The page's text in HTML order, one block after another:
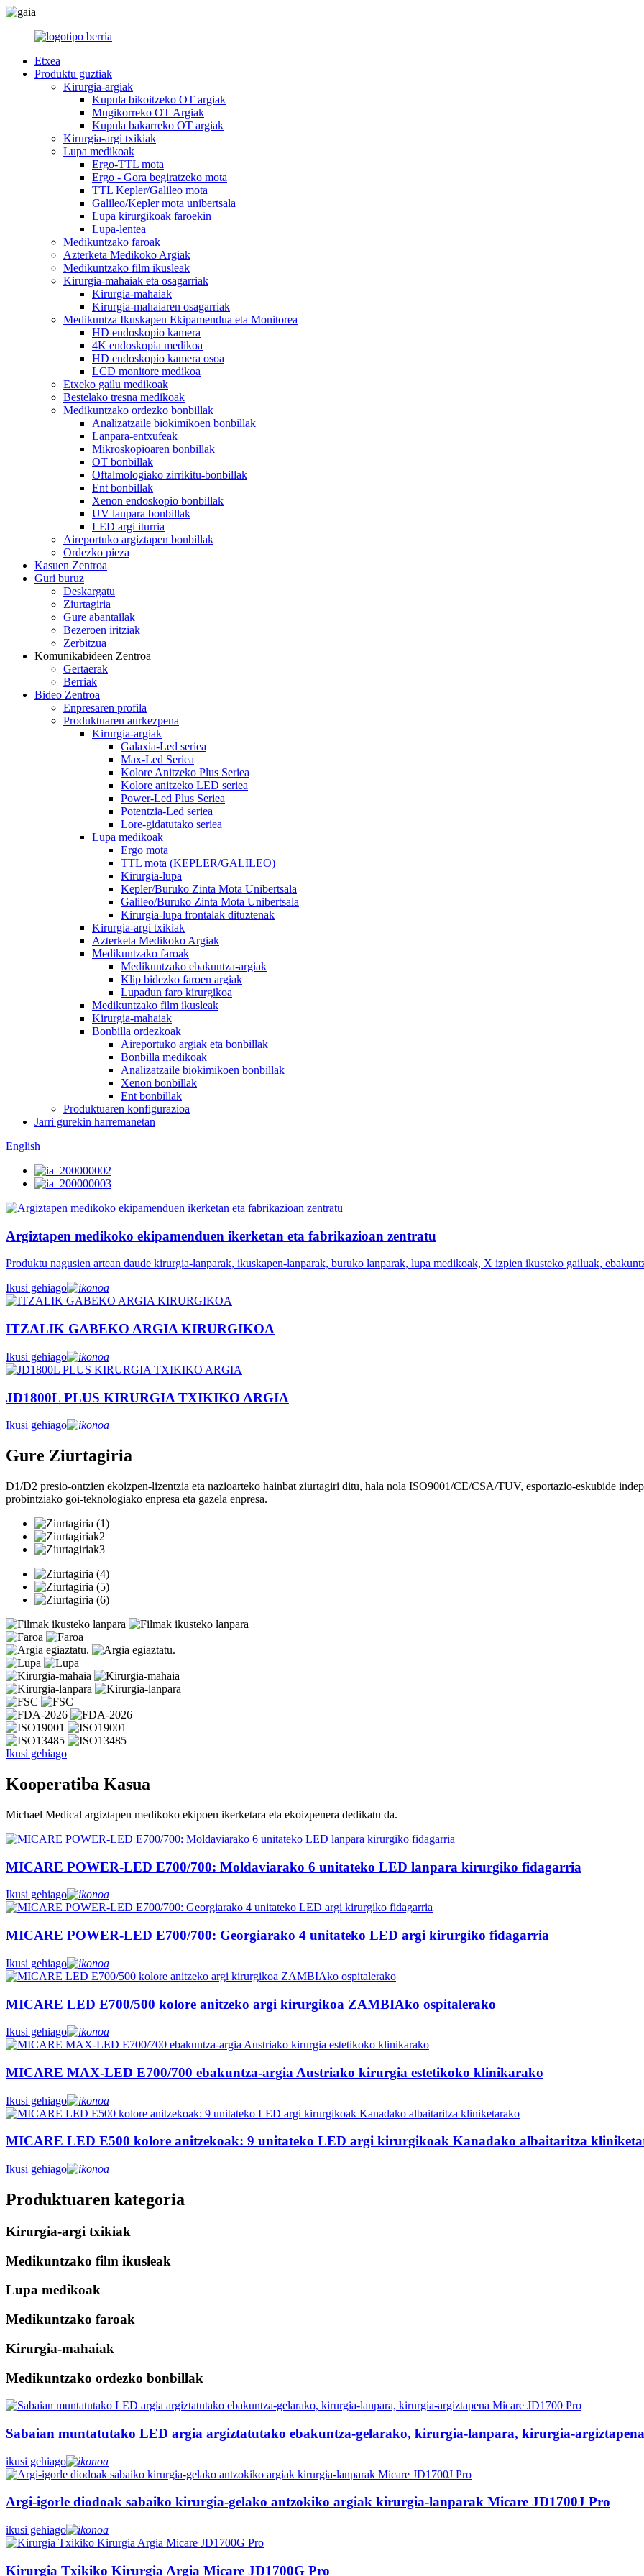
Etxea
Produktu guztiak
Kirurgia-argiak
Kupula bikoitzeko OT argiak
Mugikorreko OT Argiak
Kupula bakarreko OT argiak
Kirurgia-argi txikiak
Lupa medikoak
Ergo-TTL mota
Ergo - Gora begiratzeko mota
TTL Kepler/Galileo mota
Galileo/Kepler mota unibertsala
Lupa kirurgikoak faroekin
Lupa-lentea
Medikuntzako faroak
Azterketa Medikoko Argiak
Medikuntzako film ikusleak
Kirurgia-mahaiak eta osagarriak
Kirurgia-mahaiak
Kirurgia-mahaiaren osagarriak
Medikuntza Ikuskapen Ekipamendua eta Monitorea
HD endoskopio kamera
4K endoskopia medikoa
HD endoskopio kamera osoa
LCD monitore medikoa
Etxeko gailu medikoak
Bestelako tresna medikoak
Medikuntzako ordezko bonbillak
Analizatzaile biokimikoen bonbillak
Lanpara-entxufeak
Mikroskopioaren bonbillak
OT bonbillak
Oftalmologiako zirrikitu-bonbillak
Ent bonbillak
Xenon endoskopio bonbillak
UV lanpara bonbillak
LED argi iturria
Aireportuko argiztapen bonbillak
Ordezko pieza
Kasuen Zentroa
Guri buruz
Deskargatu
Ziurtagiria
Gure abantailak
Bezeroen iritziak
Zerbitzua
Komunikabideen Zentroa
Gertaerak
Berriak
Bideo Zentroa
Enpresaren profila
Produktuaren aurkezpena
Kirurgia-argiak
Galaxia-Led seriea
Max-Led Seriea
Kolore Anitzeko Plus Seriea
Kolore anitzeko LED seriea
Power-Led Plus Seriea
Potentzia-Led seriea
Lore-gidatutako seriea
Lupa medikoak
Ergo mota
TTL mota (KEPLER/GALILEO)
Kirurgia-lupa
Kepler/Buruko Zinta Mota Unibertsala
Galileo/Buruko Zinta Mota Unibertsala
Kirurgia-lupa frontalak dituztenak
Kirurgia-argi txikiak
Azterketa Medikoko Argiak
Medikuntzako faroak
Medikuntzako ebakuntza-argiak
Klip bidezko faroen argiak
Lupadun faro kirurgikoa
Medikuntzako film ikusleak
Kirurgia-mahaiak
Bonbilla ordezkoak
Aireportuko argiak eta bonbillak
Bonbilla medikoak
Analizatzaile biokimikoen bonbillak
Xenon bonbillak
Ent bonbillak
Produktuaren konfigurazioa
Jarri gurekin harremanetan
English
Argiztapen medikoko ekipamenduen ikerketan eta fabrikazioan zentratu
Produktu nagusien artean daude kirurgia-lanparak, ikuskapen-lanparak, buruko lanparak, lupa medikoak, X izpien ikusteko gailuak,
Ikusi gehiago
ITZALIK GABEKO ARGIA KIRURGIKOA
Ikusi gehiago
JD1800L PLUS KIRURGIA TXIKIKO ARGIA
Ikusi gehiago
Gure Ziurtagiria
D1/D2 presio-ontzien ekoizpen-lizentzia eta nazioarteko hainbat ziurtagiri ditu, hala nola ISO9001/CE/CSA/TUV, esportazio-eskubide
probintziako goi-teknologiako enpresa eta gazela enpresa.
Ikusi gehiago
Kooperatiba Kasua
Michael Medical argiztapen medikoko ekipoen ikerketara eta ekoizpenera dedikatu da.
MICARE POWER-LED E700/700: Moldaviarako 6 unitateko LED lanpara kirurgiko fidagarria
Ikusi gehiago
MICARE POWER-LED E700/700: Georgiarako 4 unitateko LED argi kirurgiko fidagarria
Ikusi gehiago
MICARE LED E700/500 kolore anitzeko argi kirurgikoa ZAMBIAko ospitalerako
Ikusi gehiago
MICARE MAX-LED E700/700 ebakuntza-argia Austriako kirurgia estetikoko klinikarako
Ikusi gehiago
MICARE LED E500 kolore anitzekoak: 9 unitateko LED argi kirurgikoak Kanadako albaitaritza
Ikusi gehiago
Produktuaren kategoria
Kirurgia-argi txikiak
Medikuntzako film ikusleak
Lupa medikoak
Medikuntzako faroak
Kirurgia-mahaiak
Medikuntzako ordezko bonbillak
Sabaian muntatutako LED argia argiztatutako ebakuntza-gelarako, kirurgia-lanpara, kirurgia-
ikusi gehiago
Argi-igorle diodoak sabaiko kirurgia-gelako antzokiko argiak kirurgia-lanparak Micare JD1700J Pro
ikusi gehiago
Kirurgia Txikiko Kirurgia Argia Micare JD1700G Pro